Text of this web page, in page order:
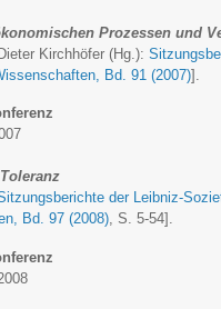
Prozessen und
Kirchhöfer (Hg.):
Bd. 91 (2007)].
der Leibniz-
Bd. 97 (2008), S. 5-54].